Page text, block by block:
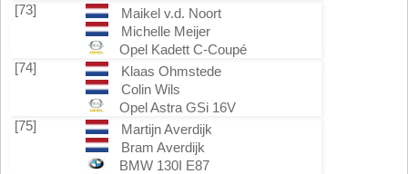
[73]
Maikel v.d. Noort
Michelle Meijer
Opel Kadett C-Coupé
[74]
Klaas Ohmstede
Colin Wils
Opel Astra GSi 16V
[75]
Martijn Averdijk
Bram Averdijk
BMW 130I E87